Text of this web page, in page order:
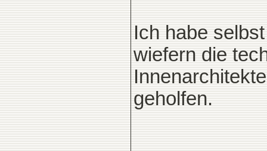
Ich habe
wiefern die
geholfen.